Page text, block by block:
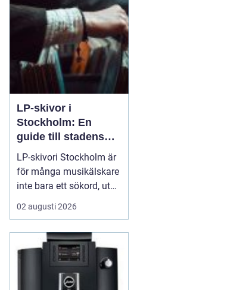
LP-skivor i
Stockholm: En
guide till stadens
vinylkultur
LP-skivori Stockholm är
för många musikälskare
inte bara ett sökord, utan
en dörr in till en levande
kultur av butiker, samlare
Stockholm har
vinylformatet fått ett
tydligt uppsving d...
02 augusti 2026